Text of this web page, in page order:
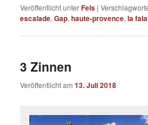
Veröffentlicht unterFels |
escalade,Gap,haute-provence,la
3 Zinnen
Veröffentlicht am13. Juli 2018